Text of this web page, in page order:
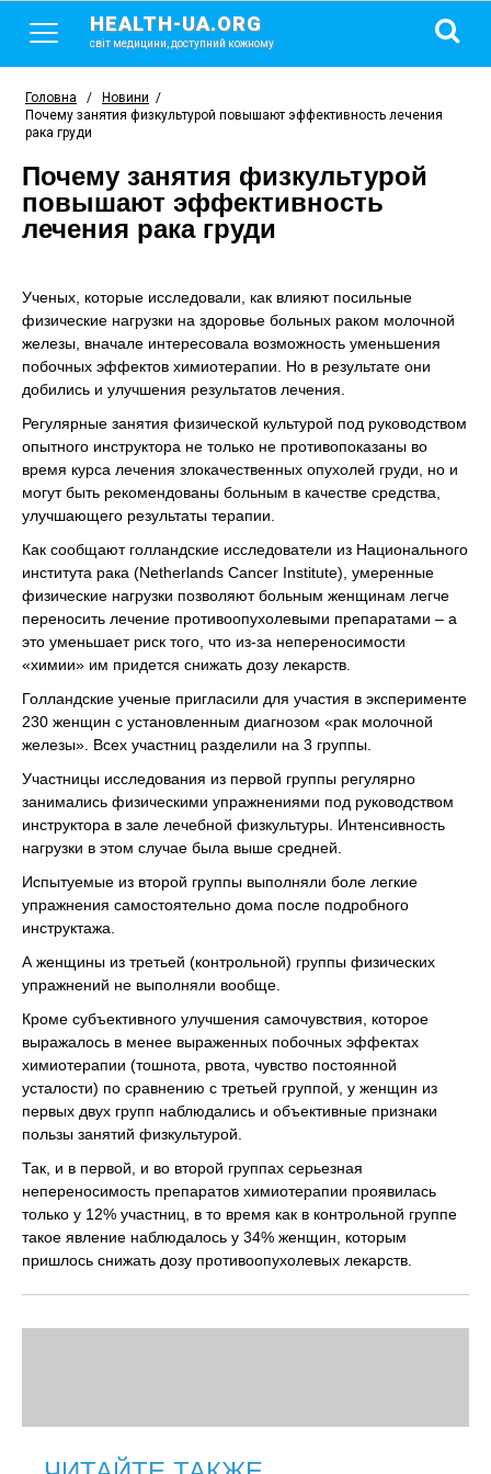
HEALTH-UA.ORG
світ медицини, доступний кожному
Головна / Новини /
Почему занятия физкультурой повышают эффективность лечения
рака груди
Почему занятия физкультурой
повышают эффективность
лечения рака груди
Ученых, которые исследовали, как влияют посильные
физические нагрузки на здоровье больных раком молочной
железы, вначале интересовала возможность уменьшения
побочных эффектов химиотерапии. Но в результате они
добились и улучшения результатов лечения.
Регулярные занятия физической культурой под руководством
опытного инструктора не только не противопоказаны во
время курса лечения злокачественных опухолей груди, но и
могут быть рекомендованы больным в качестве средства,
улучшающего результаты терапии.
Как сообщают голландские исследователи из Национального
института рака (Netherlands Cancer Institute), умеренные
физические нагрузки позволяют больным женщинам легче
переносить лечение противоопухолевыми препаратами – а
это уменьшает риск того, что из-за непереносимости
«химии» им придется снижать дозу лекарств.
Голландские ученые пригласили для участия в эксперименте
230 женщин с установленным диагнозом «рак молочной
железы». Всех участниц разделили на 3 группы.
Участницы исследования из первой группы регулярно
занимались физическими упражнениями под руководством
инструктора в зале лечебной физкультуры. Интенсивность
нагрузки в этом случае была выше средней.
Испытуемые из второй группы выполняли боле легкие
упражнения самостоятельно дома после подробного
инструктажа.
А женщины из третьей (контрольной) группы физических
упражнений не выполняли вообще.
Кроме субъективного улучшения самочувствия, которое
выражалось в менее выраженных побочных эффектах
химиотерапии (тошнота, рвота, чувство постоянной
усталости) по сравнению с третьей группой, у женщин из
первых двух групп наблюдались и объективные признаки
пользы занятий физкультурой.
Так, и в первой, и во второй группах серьезная
непереносимость препаратов химиотерапии проявилась
только у 12% участниц, в то время как в контрольной группе
такое явление наблюдалось у 34% женщин, которым
пришлось снижать дозу противоопухолевых лекарств.